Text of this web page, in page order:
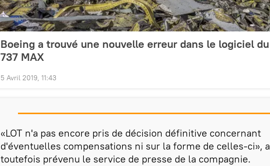
Boeing a trouvé une nouvelle erreur dans le logiciel du
737 MAX
5 Avril 2019, 11:43
«LOT n'a pas encore pris de décision définitive concernant
d'éventuelles compensations ni sur la forme de celles-ci», a
toutefois prévenu le service de presse de la compagnie.